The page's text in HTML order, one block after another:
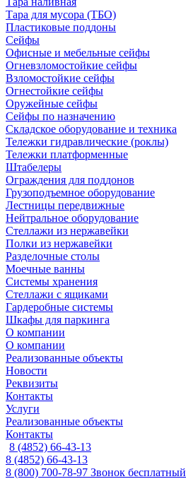
Тара для мусора (ТБО)
Пластиковые поддоны
Сейфы
Офисные и мебельные сейфы
Огневзломостойкие сейфы
Взломостойкие сейфы
Огнестойкие сейфы
Оружейные сейфы
Сейфы по назначению
Складское оборудование и техника
Тележки гидравлические (роклы)
Тележки платформенные
Штабелеры
Ограждения для поддонов
Грузоподъемное оборудование
Лестницы передвижные
Нейтральное оборудование
Стеллажи из нержавейки
Полки из нержавейки
Разделочные столы
Моечные ванны
Системы хранения
Стеллажи с ящиками
Гардеробные системы
Шкафы для паркинга
О компании
О компании
Реализованные объекты
Новости
Реквизиты
Контакты
Услуги
Реализованные объекты
Контакты
8 (4852) 66-43-13
8 (4852) 66-43-13
8 (800) 700-78-97 Звонок бесплатный